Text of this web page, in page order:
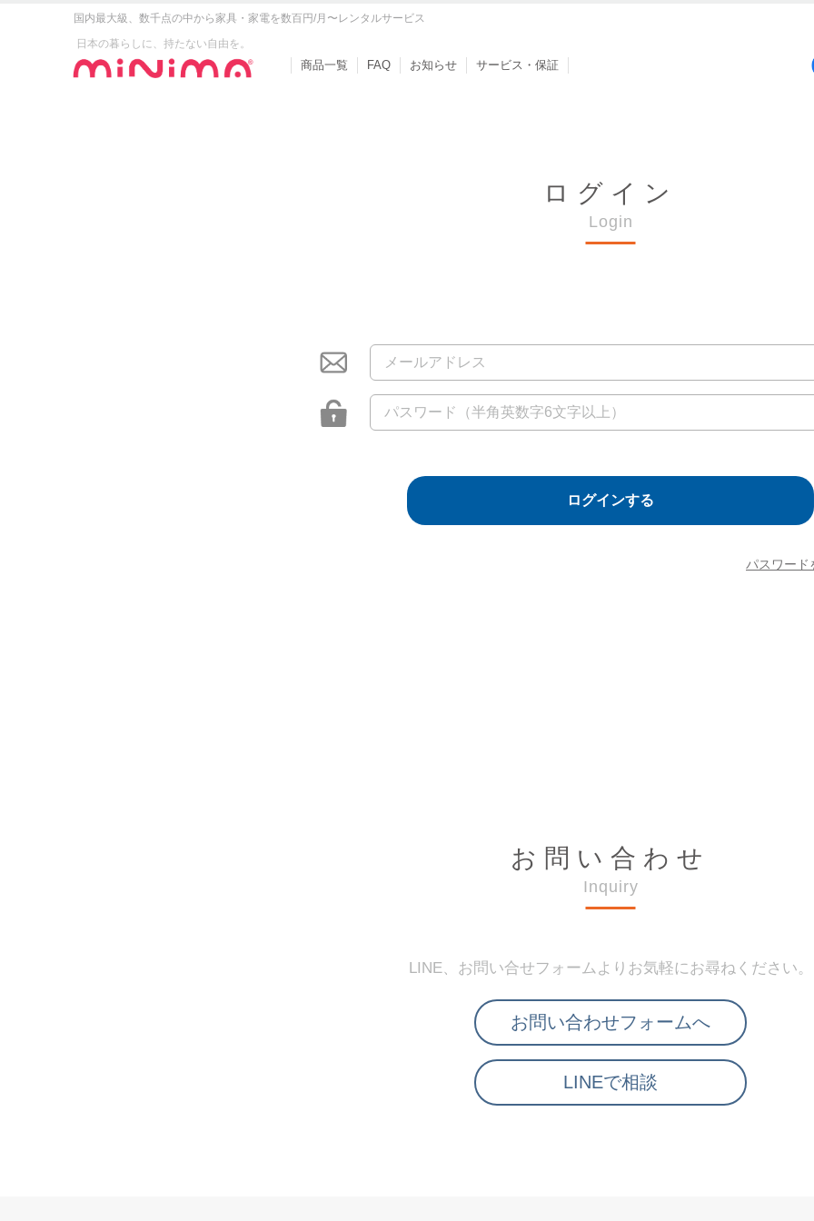
国内最大級、数千点の中から家具・家電を数百円/月〜レンタルサービス
日本の暮らしに、持たない自由を。
商品一覧 FAQ お知らせ サービス・保証
ログイン
Login
ログインする
パスワード
お問い合わせ
Inquiry
LINE、お問い合せフォームよりお気軽にお尋ねください。
お問い合わせフォームへ
LINEで相談